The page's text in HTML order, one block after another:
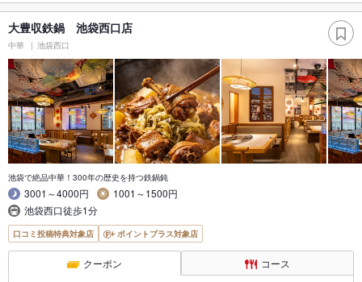
大豊収鉄鍋 池袋西口店
中華 池袋西口
池袋で絶品中華！300年の歴史を持つ鉄鍋鈍
3001～4000円
1001～1500円
池袋西口徒歩1分
口コミ投稿特典対象店 ポイントプラス対象店
クーポン コース